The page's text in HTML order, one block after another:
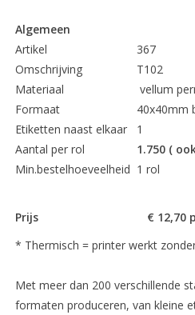
Algemeen
Artikel
367
Omschrijving
T102
Materiaal
vellum
Formaat
Etiketten naast elkaar
1
Aantal per rol
1.750 (
Min.bestelhoeveelheid 1 rol
Prijs
€
* Thermisch = printer werkt
Met meer dan 200 verschillende
formaten produceren, van kleine